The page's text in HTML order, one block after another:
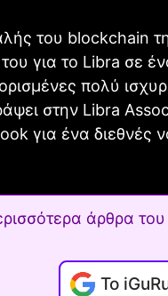
του blockchain
για το Libra σε
πολύ
στην Libra
για ένα διεθνές
άρθρα
Το